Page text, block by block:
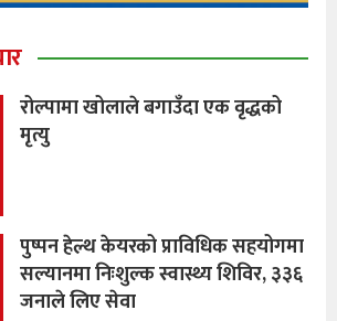
रोल्पामा खोलाले बगाउँदा एक वृद्धको
मृत्यु
पुष्पन हेल्थ केयरको प्राविधिक सहयोगमा
सल्यानमा निःशुल्क स्वास्थ्य शिविर, ३३६
जनाले लिए सेवा